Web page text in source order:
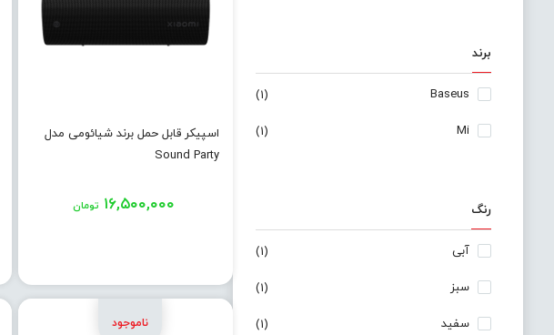
برند
Baseus
(1)
Mi
(1)
رنگ
آبی (1)
سبز (1)
سفید (1)
اسپیکر قابل حمل برند شیائومی مدل
Sound Party
۱۶,۵۰۰,۰۰۰ تومان